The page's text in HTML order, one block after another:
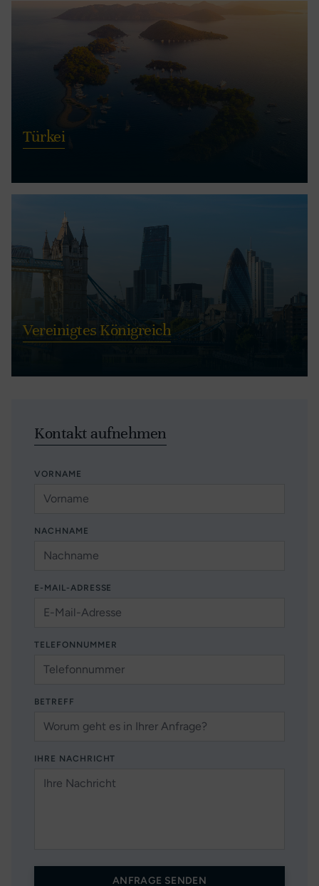
Türkei
Vereinigtes Königreich
Kontakt aufnehmen
VORNAME
NACHNAME
E-MAIL-ADRESSE
TELEFONNUMMER
BETREFF
IHRE NACHRICHT
ANFRAGE SENDEN